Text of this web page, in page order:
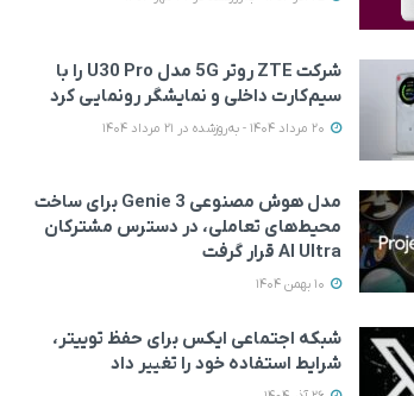
شرکت ZTE روتر 5G مدل U30 Pro را با
سیم‌کارت داخلی و نمایشگر رونمایی کرد
مدل هوش مصنوعی Genie 3 برای ساخت
محیط‌های تعاملی، در دسترس مشترکان
AI Ultra قرار گرفت
شبکه اجتماعی ایکس برای حفظ توییتر،
شرایط استفاده خود را تغییر داد